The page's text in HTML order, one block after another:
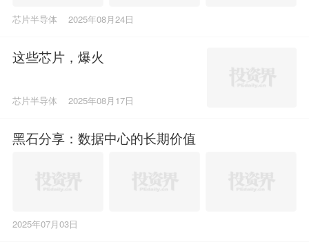
芯片半导体 2025年08月24日
这些芯片，爆火
芯片半导体 2025年08月17日
黑石分享：数据中心的长期价值
2025年07月03日